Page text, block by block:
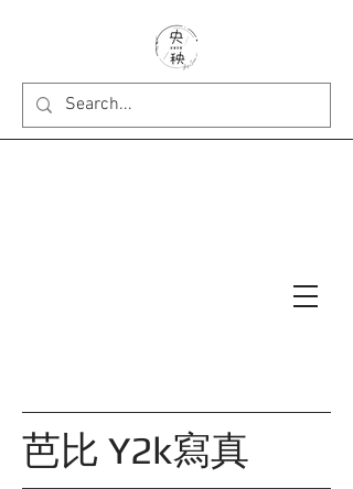
芭比 Y2k寫真